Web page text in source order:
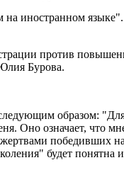
иностранном
против
Бурова.
образом: "Для
Оно означает, что
победивших
будет понятна